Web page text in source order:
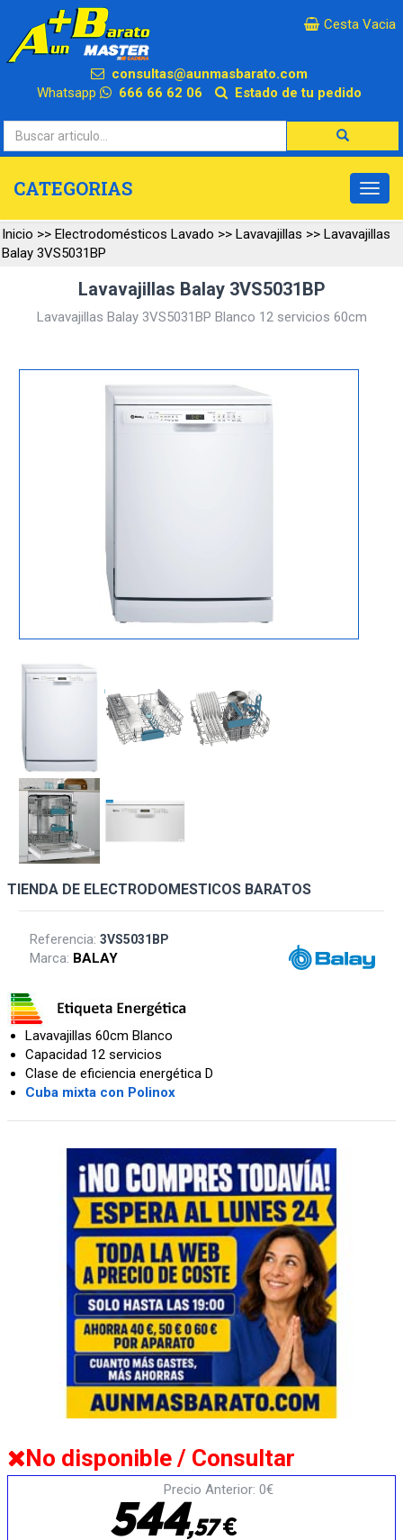
×
Cesta Vacia
consultas@aunmasbarato.com
Whatsapp
666 66 62 06 Estado de tu pedido
CATEGORIAS
Inicio >> Electrodomésticos Lavado >> Lavavajillas >> Lavavajillas
Balay 3VS5031BP
Lavavajillas Balay 3VS5031BP
Lavavajillas Balay 3VS5031BP Blanco 12 servicios 60cm
TIENDA DE ELECTRODOMESTICOS BARATOS
Referencia:3VS5031BP
Marca: BALAY
Lavavajillas 60cm Blanco
Capacidad 12 servicios
Clase de eficiencia energética D
Cuba mixta con Polinox
No disponible / Consultar
Precio Anterior: 0€
544,57€